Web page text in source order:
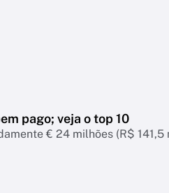
pago; veja o top 10
€ 24 milhões (R$ 141,5